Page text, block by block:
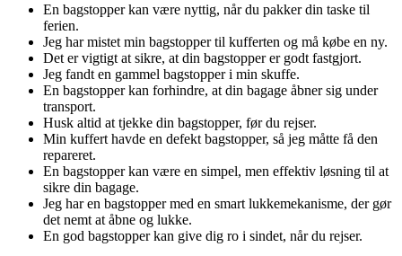
En bagstopper kan være nyttig, når du pakker din taske til
ferien.
Jeg har mistet min bagstopper til kufferten og må købe en ny.
Det er vigtigt at sikre, at din bagstopper er godt fastgjort.
Jeg fandt en gammel bagstopper i min skuffe.
En bagstopper kan forhindre, at din bagage åbner sig under
transport.
Husk altid at tjekke din bagstopper, før du rejser.
Min kuffert havde en defekt bagstopper, så jeg måtte få den
repareret.
En bagstopper kan være en simpel, men effektiv løsning til at
sikre din bagage.
Jeg har en bagstopper med en smart lukkemekanisme, der gør
det nemt at åbne og lukke.
En god bagstopper kan give dig ro i sindet, når du rejser.